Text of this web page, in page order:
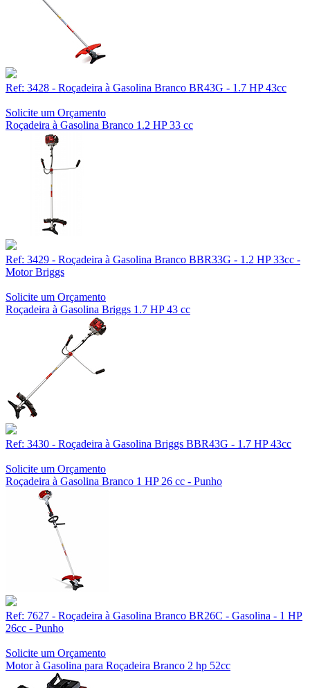
Ref: 3428 - Roçadeira à Gasolina Branco BR43G - 1.7 HP 43cc
Solicite um Orçamento
Roçadeira à Gasolina Branco 1.2 HP 33 cc
Ref: 3429 - Roçadeira à Gasolina Branco BBR33G - 1.2 HP 33cc -
Motor Briggs
Solicite um Orçamento
Roçadeira à Gasolina Briggs 1.7 HP 43 cc
Ref: 3430 - Roçadeira à Gasolina Briggs BBR43G - 1.7 HP 43cc
Solicite um Orçamento
Roçadeira à Gasolina Branco 1 HP 26 cc - Punho
Ref: 7627 - Roçadeira à Gasolina Branco BR26C - Gasolina - 1 HP
26cc - Punho
Solicite um Orçamento
Motor à Gasolina para Roçadeira Branco 2 hp 52cc